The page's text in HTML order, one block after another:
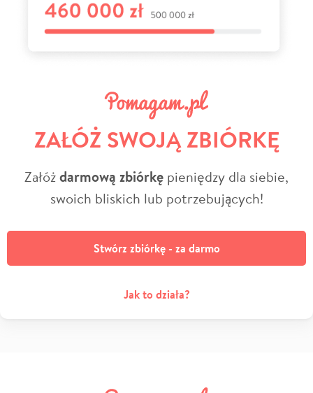
ZAŁÓŻ SWOJĄ ZBIÓRKĘ
Załóżdarmową zbiórkę pieniędzy dla siebie,
swoich bliskich lub potrzebujących!
Stwórz zbiórkę - za darmo
Jak to działa?